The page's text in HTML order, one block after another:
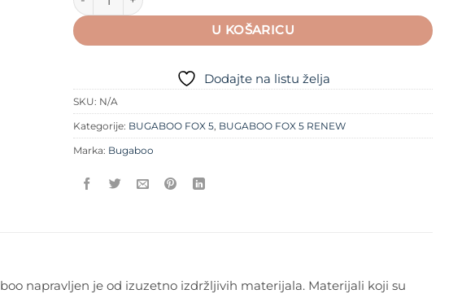
U KOŠARICU
Dodajte na listu želja
SKU: N/A
Kategorije: BUGABOO FOX 5 BUGABOO FOX 5 RENEW
Marka: Bugaboo
napravljen je od izuzetno izdržljivih materijala. Materijali koji su